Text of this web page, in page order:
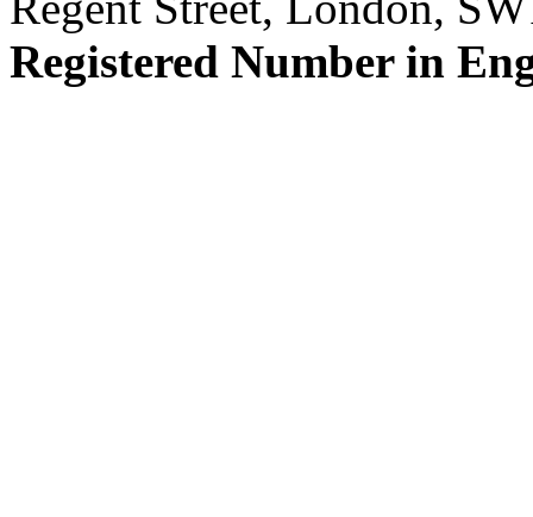
Registered Number in